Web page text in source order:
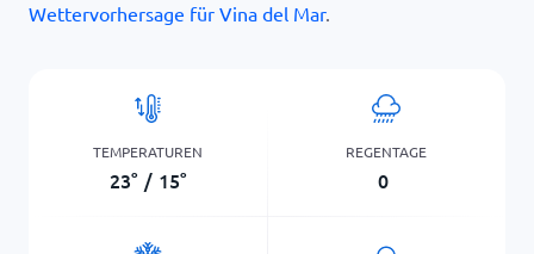
Wettervorhersage für Vina del Mar.
TEMPERATUREN
23° / 15°
REGENTAGE
0